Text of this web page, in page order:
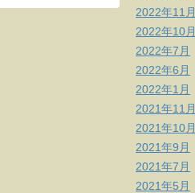
2022年11月
2022年10月
2022年7月
2022年6月
2022年1月
2021年11月
2021年10月
2021年9月
2021年7月
2021年5月